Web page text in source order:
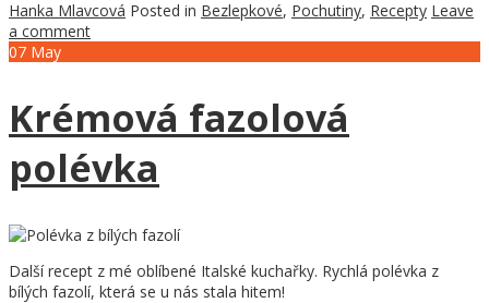
Hanka Mlavcová Posted in Bezlepkové, Pochutiny, Recepty Leave
a comment
07 May
Krémová fazolová
polévka
Další recept z mé oblíbené Italské kuchařky. Rychlá polévka z
bílých fazolí, která se u nás stala hitem!